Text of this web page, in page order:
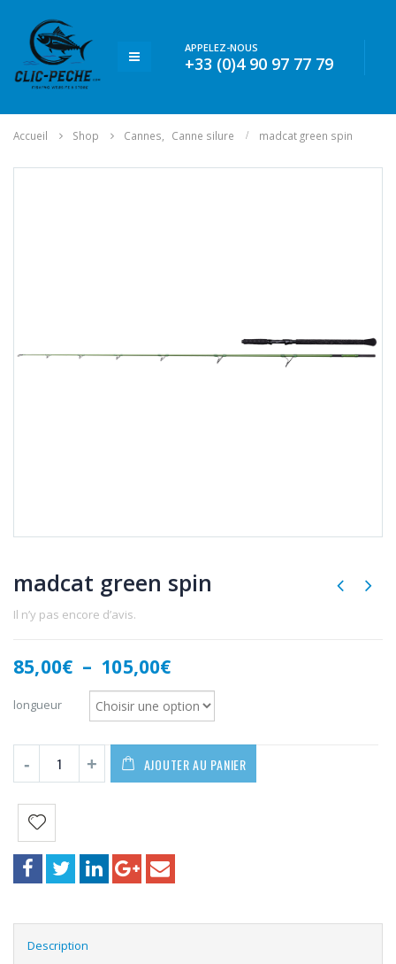
APPELEZ-NOUS
+33 (0)4 90 97 77 79
Accueil Shop Cannes Canne silure madcat green spin
madcat green spin
Il n’y pas encore d’avis.
85,00€ – 105,00€Plage
de
prix :
85,00€
à
105,00€
longueur
AJOUTER AU PANIER
Description